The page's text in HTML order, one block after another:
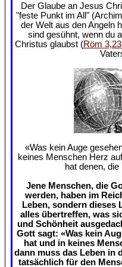
Der Glaube an Jesus
"feste Punkt im All"
der Welt aus den Angeln
sind gesühnt, wenn du
Christus glaubst (Röm
«Was kein Auge
keines Menschen Herz
hat denen,
Jene Menschen, die
werden, haben im
Leben, sondern dieses
alles übertreffen, was
und Schönheit
Gott sagt: «Was kein
hat und in keines
dann muss das Leben in
tatsächlich für den